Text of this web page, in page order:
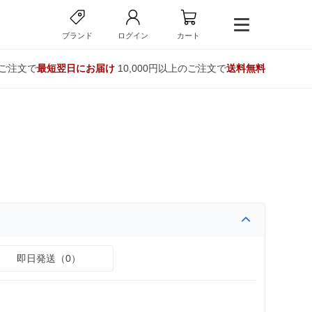
ブランド ログイン カート
注文で最短翌日にお届け10,000円以上のご注文で送料無料
即日発送（0）